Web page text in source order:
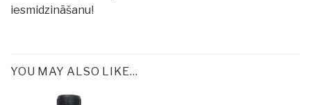
iesmidzināšanu!
YOU MAY ALSO LIKE…